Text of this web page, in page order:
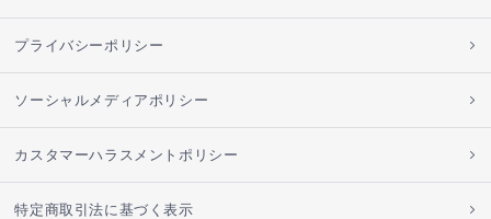
プライバシーポリシー
ソーシャルメディアポリシー
カスタマーハラスメントポリシー
特定商取引法に基づく表示